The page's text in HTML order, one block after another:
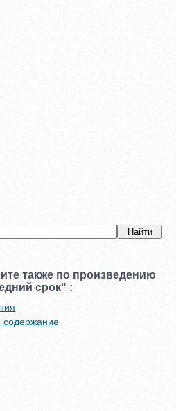
также по произведению
срок" :
содержание